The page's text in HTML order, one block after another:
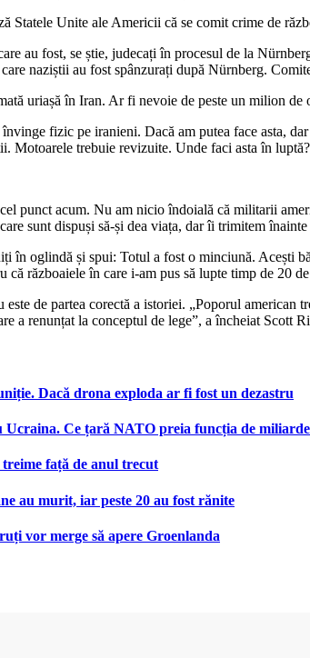
Unite ale Americii că se comit crime de
au fost, se știe, judecați în procesul de la
naziștii au fost spânzurați după Nürnberg.
uriașă în Iran. Ar fi nevoie de peste un milion de
fizic pe iranieni. Dacă am putea face asta,
Motoarele trebuie revizuite. Unde faci asta în
punct acum. Nu am nicio îndoială că militarii
sunt dispuși să-și dea viața, dar îi trimitem
în oglindă și spui: Totul a fost o minciună.
războaiele în care i-am pus să lupte timp de 20
de partea corectă a istoriei. „Poporul american
a renunțat la conceptul de lege”, a încheiat Scott
Dacă drona exploda ar fi fost un dezastru
Ce țară NATO preia funcția de
față de anul trecut
au murit, iar peste 20 au fost rănite
vor merge să apere Groenlanda